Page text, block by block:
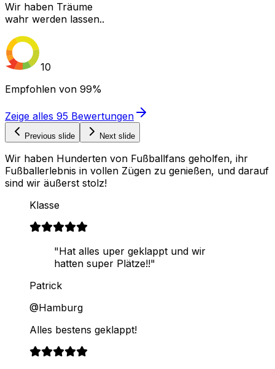
Wir haben Träume
wahr werden lassen..
10
Empfohlen von 99%
Zeige alles 95 Bewertungen
Previous slide Next slide
Wir haben Hunderten von Fußballfans geholfen, ihr
Fußballerlebnis in vollen Zügen zu genießen, und darauf
sind wir äußerst stolz!
Klasse
"Hat alles uper geklappt und wir
hatten super Plätze!!"
Patrick
@Hamburg
Alles bestens geklappt!